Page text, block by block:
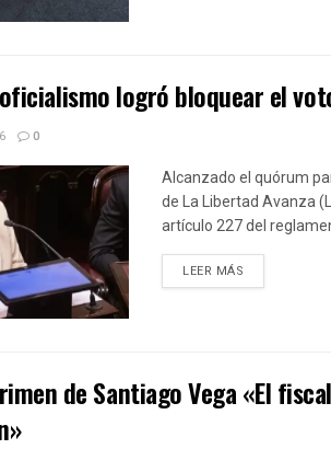
logró bloquear el
0
Alcanzado el quórum
de La Libertad Avanza
artículo 227 del
LEER MÁS
de Santiago Vega «El